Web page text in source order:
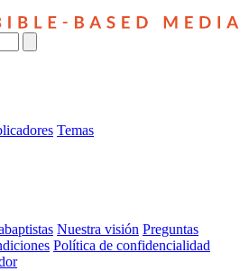
Temas
Nuestra visión Preguntas
Política de confidencialidad